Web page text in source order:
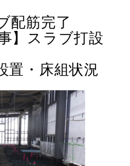
配筋完了
】スラブ打設
置・床組状況